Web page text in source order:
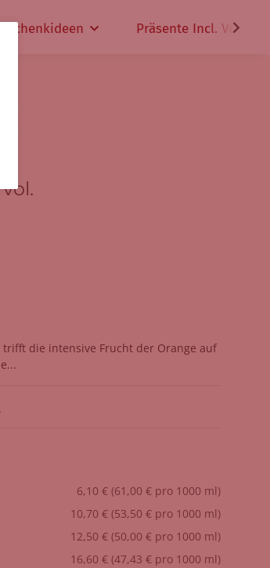
Geschenkideen Präsente Incl. Versand
trifft die intensive Frucht der Orange auf
6,10 € (61,00 € pro 1000 ml)
10,70 € (53,50 € pro 1000 ml)
12,50 € (50,00 € pro 1000 ml)
16,60 € (47,43 € pro 1000 ml)